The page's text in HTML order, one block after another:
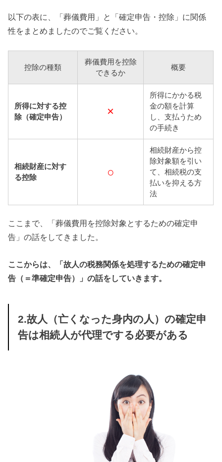
以下の表に、「葬儀費用」と「確定申告・控除」に関係
性をまとめましたのでご覧ください。
控除の種類
葬儀費用を控除
できるか
概要
所得に対する控
除（確定申告）
×
所得にかかる税
金の額を計算
し、支払うため
の手続き
相続財産に対す
る控除
○
相続財産から控
除対象額を引い
て、相続税の支
払いを抑える方
法
ここまで、「葬儀費用を控除対象とするための確定申
告」の話をしてきました。
ここからは、「故人の税務関係を処理するための確定申
告（＝準確定申告）」の話をしていきます。
2.故人（亡くなった身内の人）の確定申
告は相続人が代理でする必要がある